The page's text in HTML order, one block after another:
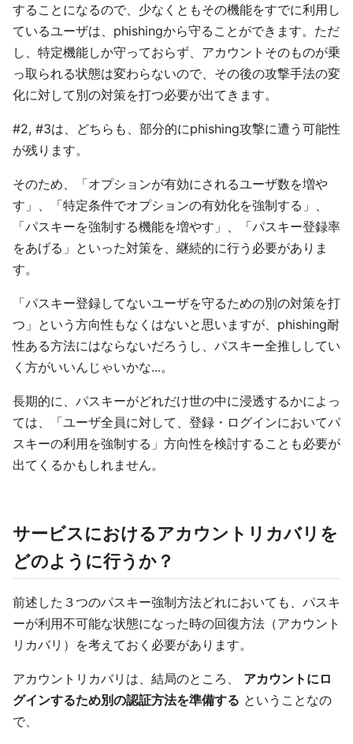
することになるので、少なくともその機能をすでに利用し
ているユーザは、phishingから守ることができます。ただ
し、特定機能しか守っておらず、アカウントそのものが乗
っ取られる状態は変わらないので、その後の攻撃手法の変
化に対して別の対策を打つ必要が出てきます。
#2, #3は、どちらも、部分的にphishing攻撃に遭う可能性
が残ります。
そのため、「オプションが有効にされるユーザ数を増や
す」、「特定条件でオプションの有効化を強制する」、
「パスキーを強制する機能を増やす」、「パスキー登録率
をあげる」といった対策を、継続的に行う必要がありま
す。
「パスキー登録してないユーザを守るための別の対策を打
つ」という方向性もなくはないと思いますが、phishing耐
性ある方法にはならないだろうし、パスキー全推ししてい
く方がいいんじゃいかな...。
長期的に、パスキーがどれだけ世の中に浸透するかによっ
ては、「ユーザ全員に対して、登録・ログインにおいてパ
スキーの利用を強制する」方向性を検討することも必要が
出てくるかもしれません。
サービスにおけるアカウントリカバリを
どのように行うか？
前述した３つのパスキー強制方法どれにおいても、パスキ
ーが利用不可能な状態になった時の回復方法（アカウント
リカバリ）を考えておく必要があります。
アカウントリカバリは、結局のところ、 アカウントにロ
グインするため別の認証方法を準備する ということなの
で、